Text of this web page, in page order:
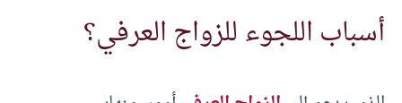
أسباب اللجوء للزواج العرفي؟